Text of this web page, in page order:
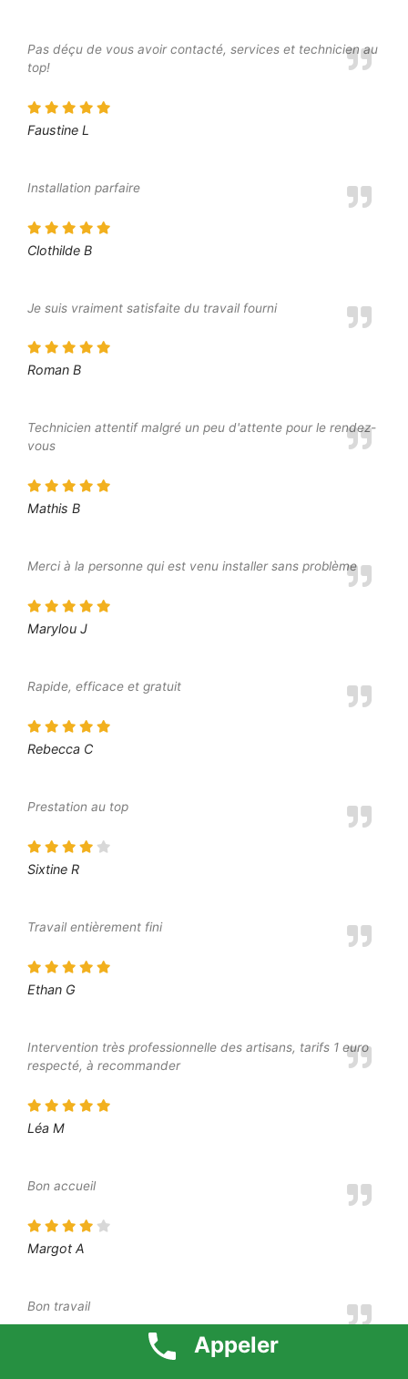
Pas déçu de vous avoir contacté, services et technicien au
top!
Faustine L
Installation parfaire
Clothilde B
Je suis vraiment satisfaite du travail fourni
Roman B
Technicien attentif malgré un peu d'attente pour le rendez-
vous
Mathis B
Merci à la personne qui est venu installer sans problème
Marylou J
Rapide, efficace et gratuit
Rebecca C
Prestation au top
Sixtine R
Travail entièrement fini
Ethan G
Intervention très professionnelle des artisans, tarifs 1 euro
respecté, à recommander
Léa M
Bon accueil
Margot A
Bon travail
Appeler